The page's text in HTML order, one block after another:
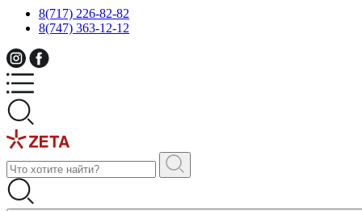
8(717) 226-82-82
8(747) 363-12-12